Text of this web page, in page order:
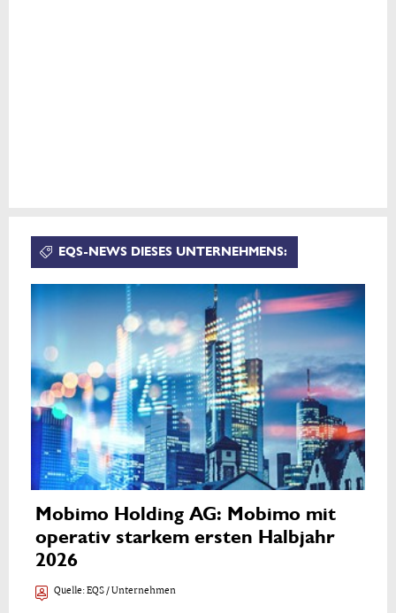
EQS-NEWS DIESES UNTERNEHMENS:
Mobimo Holding AG: Mobimo mit
operativ starkem ersten Halbjahr
2026
Quelle:EQS / Unternehmen